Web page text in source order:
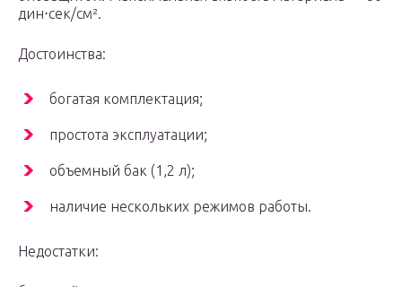
дин⋅сек/см².
Достоинства:
богатая комплектация;
простота эксплуатации;
объемный бак (1,2 л);
наличие нескольких режимов работы.
Недостатки: